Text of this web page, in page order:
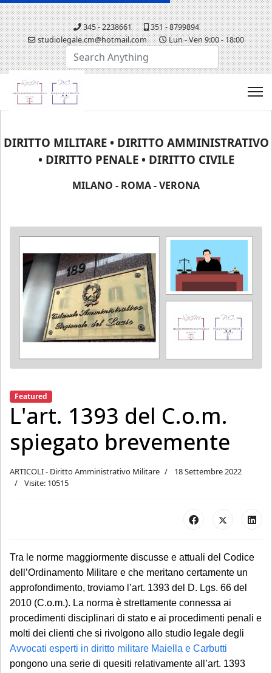
345 - 2238661
351 - 8799894
studiolegale.cm@hotmail.com
Lun - Ven 9:00 - 18:00
DIRITTO MILITARE • DIRITTO AMMINISTRATIVO
• DIRITTO PENALE • DIRITTO CIVILE
MILANO - ROMA - VERONA
Featured
L'art. 1393 del C.o.m.
spiegato brevemente
ARTICOLI - Diritto Amministrativo Militare
18 Settembre 2022
Visite: 10515
Tra le norme maggiormente discusse e attuali del Codice
dell’Ordinamento Militare e che meritano certamente un
approfondimento, troviamo l’art. 1393 del D. Lgs. 66 del
2010 (C.o.m.). La norma è strettamente connessa ai
procedimenti disciplinari di stato e ai procedimenti penali e
molti dei clienti che si rivolgono allo studio legale degli
Avvocati esperti in diritto militare Maiella e Carbutti
pongono una serie di quesiti relativamente all’art. 1393